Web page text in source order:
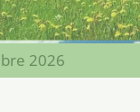
2026